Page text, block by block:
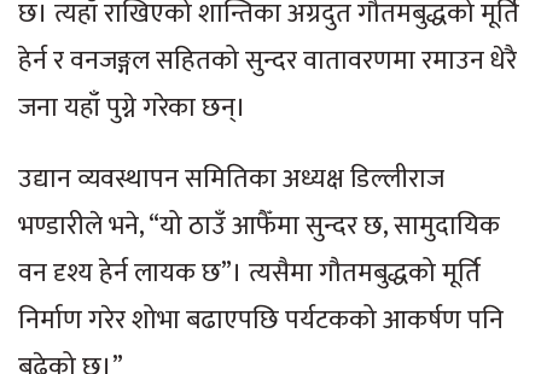
छ। त्यहाँ राखिएको शान्तिका अग्रदुत गौतमबुद्धको मूर्ति
हेर्न र वनजङ्गल सहितको सुन्दर वातावरणमा रमाउन धेरै
जना यहाँ पुग्ने गरेका छन्।
उद्यान व्यवस्थापन समितिका अध्यक्ष डिल्लीराज
भण्डारीले भने, “यो ठाउँ आफैँमा सुन्दर छ, सामुदायिक
वन दृश्य हेर्न लायक छ”। त्यसैमा गौतमबुद्धको मूर्ति
निर्माण गरेर शोभा बढाएपछि पर्यटकको आकर्षण पनि